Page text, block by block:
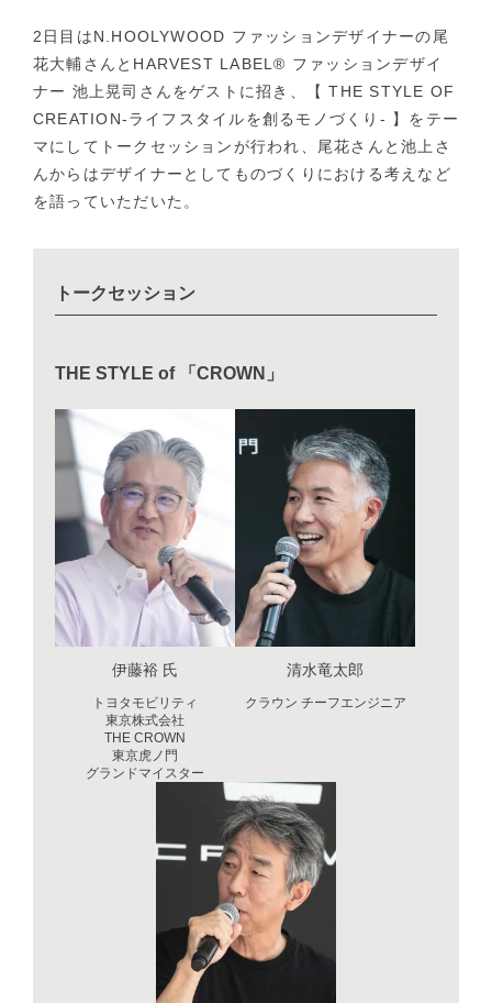
2日目はN.HOOLYWOOD ファッションデザイナーの尾
花大輔さんとHARVEST LABEL® ファッションデザイ
ナー 池上晃司さんをゲストに招き、【 THE STYLE OF
CREATION-ライフスタイルを創るモノづくり- 】をテー
マにしてトークセッションが行われ、尾花さんと池上さ
んからはデザイナーとしてものづくりにおける考えなど
を語っていただいた。
トークセッション
THE STYLE of 「CROWN」
伊藤裕 氏
トヨタモビリティ
東京株式会社
THE CROWN
東京虎ノ門
グランドマイスター
清水竜太郎
クラウン チーフエンジニア